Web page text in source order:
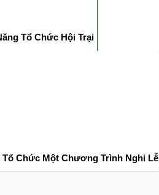
Tổ Chức Hội Trại
Tổ Chức Một Chương Trình Nghi Lễ